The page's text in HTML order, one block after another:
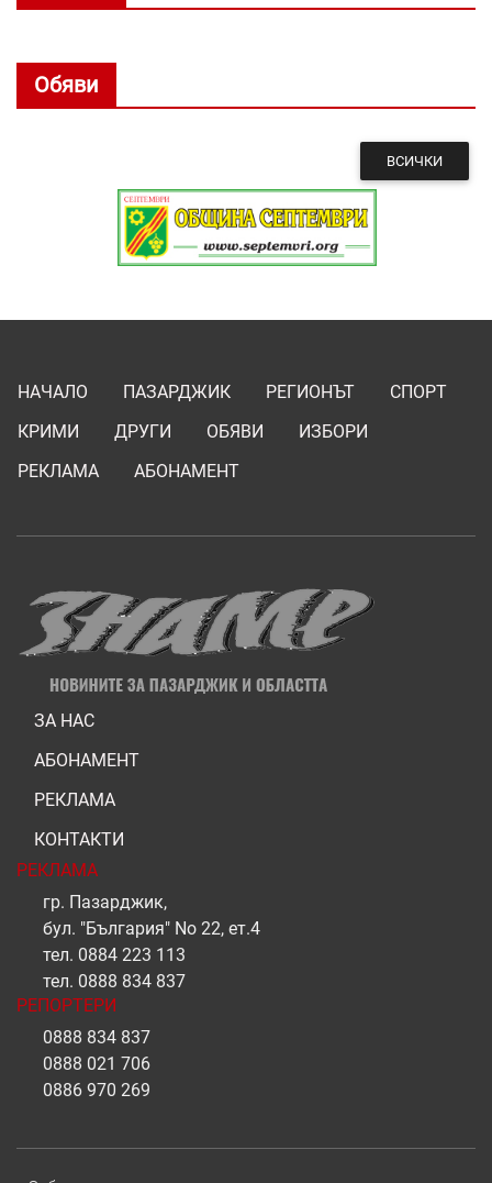
Обяви
ВСИЧКИ
НАЧАЛО ПАЗАРДЖИК РЕГИОНЪТ
СПОРТ
КРИМИ
ДРУГИ ОБЯВИ
ИЗБОРИ
РЕКЛАМА
АБОНАМЕНТ
ЗА НАС
АБОНАМЕНТ
РЕКЛАМА
КОНТАКТИ
РЕКЛАМА
гр. Пазарджик,
бул. "България" No 22, ет.4
тел. 0884 223 113
тел. 0888 834 837
РЕПОРТЕРИ
0888 834 837
0888 021 706
0886 970 269